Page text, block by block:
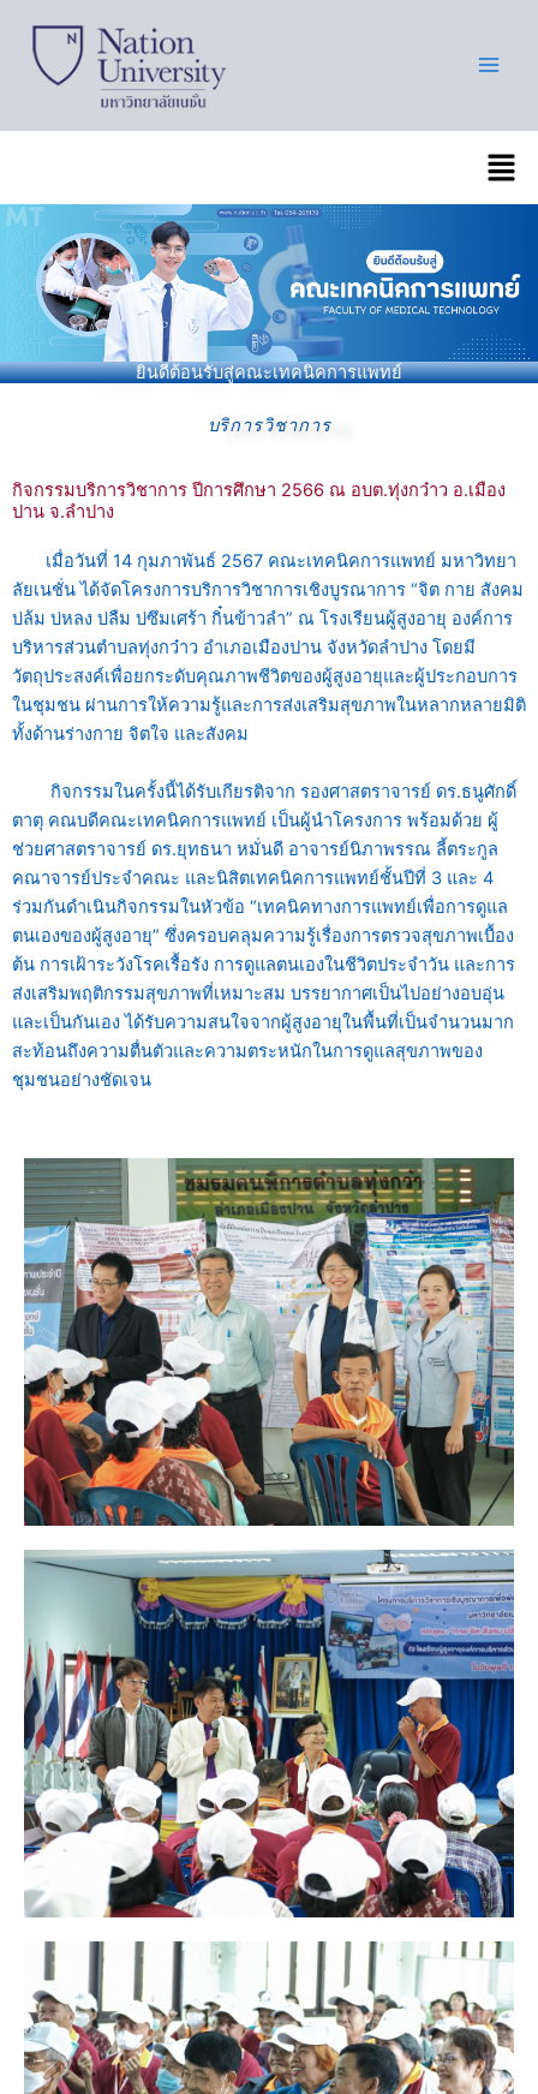
content
เมนู
ยินดีต้อนรับสู่คณะเทคนิคการแพทย์
บริการวิชาการ
กิจกรรมบริการวิชาการ ปีการศึกษา 2566 ณ อบต.ทุ่งกว๋าว อ.เมือง
ปาน จ.ลำปาง
เมื่อวันที่ 14 กุมภาพันธ์ 2567 คณะเทคนิคการแพทย์ มหาวิทยา
ลัยเนชั่น ได้จัดโครงการบริการวิชาการเชิงบูรณาการ “จิต กาย สังคม
บ่ล้ม บ่หลง บ่ลืม บ่ซึมเศร้า กิ๋นข้าวลำ” ณ โรงเรียนผู้สูงอายุ องค์การ
บริหารส่วนตำบลทุ่งกว๋าว อำเภอเมืองปาน จังหวัดลำปาง โดยมี
วัตถุประสงค์เพื่อยกระดับคุณภาพชีวิตของผู้สูงอายุและผู้ประกอบการ
ในชุมชน ผ่านการให้ความรู้และการส่งเสริมสุขภาพในหลากหลายมิติ
ทั้งด้านร่างกาย จิตใจ และสังคม
กิจกรรมในครั้งนี้ได้รับเกียรติจาก รองศาสตราจารย์ ดร.ธนูศักดิ์
ตาตุ คณบดีคณะเทคนิคการแพทย์ เป็นผู้นำโครงการ พร้อมด้วย ผู้
ช่วยศาสตราจารย์ ดร.ยุทธนา หมั่นดี อาจารย์นิภาพรรณ ลี้ตระกูล
คณาจารย์ประจำคณะ และนิสิตเทคนิคการแพทย์ชั้นปีที่ 3 และ 4
ร่วมกันดำเนินกิจกรรมในหัวข้อ “เทคนิคทางการแพทย์เพื่อการดูแล
ตนเองของผู้สูงอายุ” ซึ่งครอบคลุมความรู้เรื่องการตรวจสุขภาพเบื้อง
ต้น การเฝ้าระวังโรคเรื้อรัง การดูแลตนเองในชีวิตประจำวัน และการ
ส่งเสริมพฤติกรรมสุขภาพที่เหมาะสม บรรยากาศเป็นไปอย่างอบอุ่น
และเป็นกันเอง ได้รับความสนใจจากผู้สูงอายุในพื้นที่เป็นจำนวนมาก
สะท้อนถึงความตื่นตัวและความตระหนักในการดูแลสุขภาพของ
ชุมชนอย่างชัดเจน